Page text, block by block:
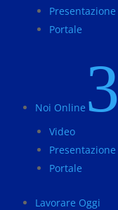
Presentazione
Portale
Noi Online 3
Video
Presentazione
Portale
Lavorare Oggi